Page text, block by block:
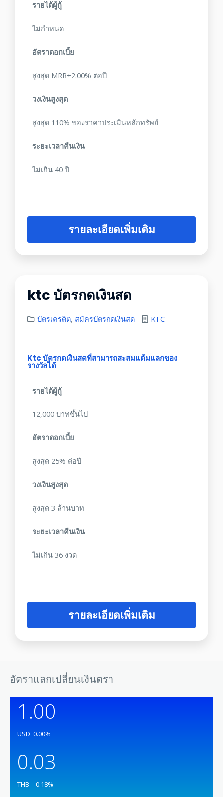
รายได้ผู้กู้
ไม่กำหนด
อัตราดอกเบี้ย
สูงสุด MRR+2.00% ต่อปี
วงเงินสูงสุด
สูงสุด 110% ของราคาประเมินหลักทรัพย์
ระยะเวลาคืนเงิน
ไม่เกิน 40 ปี
รายละเอียดเพิ่มเติม
ktc บัตรกดเงินสด
บัตรเครดิต, สมัครบัตรกดเงินสด KTC
Ktc บัตรกดเงินสดที่สามารถสะสมแต้มแลกของ
รางวัลได้
รายได้ผู้กู้
12,000 บาทขึ้นไป
อัตราดอกเบี้ย
สูงสุด 25% ต่อปี
วงเงินสูงสุด
สูงสุด 3 ล้านบาท
ระยะเวลาคืนเงิน
ไม่เกิน 36 งวด
รายละเอียดเพิ่มเติม
อัตราแลกเปลี่ยนเงินตรา
1.00
USD 0.00%
0.03
THB –0.18%